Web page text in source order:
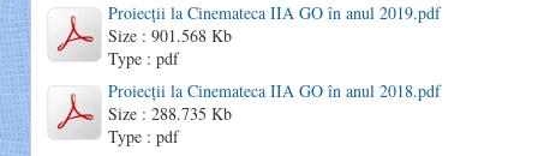
Proiecții la Cinemateca IIA GO în anul 2019.pdf
Size : 901.568 Kb
Type : pdf
Proiecții la Cinemateca IIA GO în anul 2018.pdf
Size : 288.735 Kb
Type : pdf